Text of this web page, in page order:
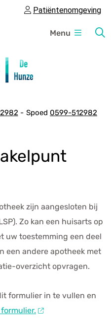
Patiëntenomgeving
e
n
Menu
Spoed 0599-512982
zijn aangesloten bij
Zo kan een huisarts op
uw toestemming een deel
een andere apotheek met
overzicht opvragen.
formulier in te vullen en